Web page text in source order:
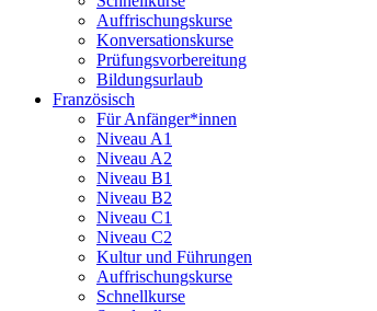
Auffrischungskurse
Konversationskurse
Prüfungsvorbereitung
Bildungsurlaub
Französisch
Für Anfänger*innen
Niveau A1
Niveau A2
Niveau B1
Niveau B2
Niveau C1
Niveau C2
Kultur und Führungen
Auffrischungskurse
Schnellkurse